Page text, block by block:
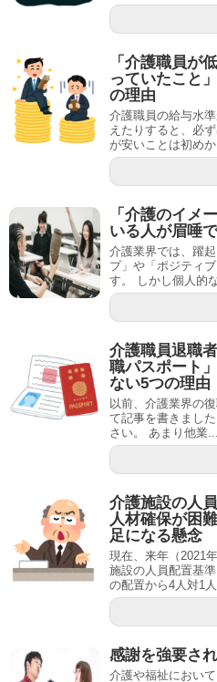
「介護職員が
っていたこと
の理由
介護職員の給与水
えたりすると、必
が安いことは初め
「介護のイメ
いる人が眉唾
介護業界では、躍
プ」や「ポジティ
す。 しかし個人的
介護職員退職
職パスポート
ない5つの理由
以前、介護業界の
て記事を書きまし
さい。 あまり他業...
介護施設の人
人材確保が困
足になる懸念
現在、来年（2021
施設の人員配置基
の配置から4人対1
感謝を強要さ
介護や福祉におい